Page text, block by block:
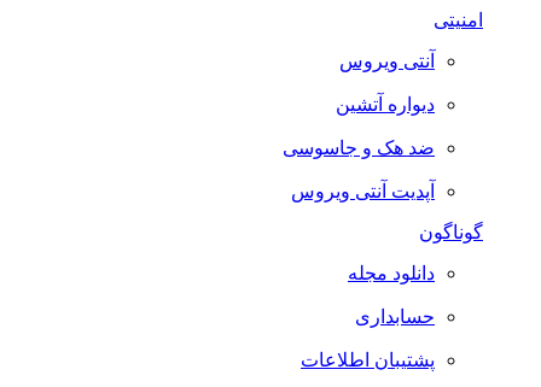
امنیتی
آنتی ویروس
دیواره آتشین
ضد هک و جاسوسی
آپدیت آنتی ویروس
گوناگون
دانلود مجله
حسابداری
پشتیبان اطلاعات